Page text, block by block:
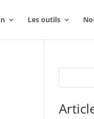
Les outils